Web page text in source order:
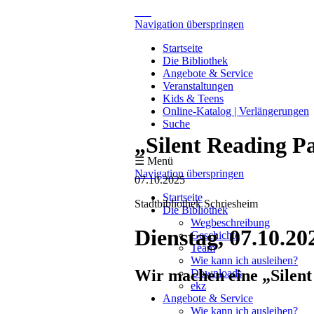
Navigation überspringen
Startseite
Die Bibliothek
Angebote & Service
Veranstaltungen
Kids & Teens
Online-Katalog | Verlängerungen
Suche
☰ Menü
Navigation überspringen
Startseite
Die Bibliothek
Wegbeschreibung
Geschichte
Team
Wie kann ich ausleihen?
Downloads
ekz
Angebote & Service
Wie kann ich ausleihen?
„Silent Reading
07.10.2025
Stadtbibliothek Schriesheim
Dienstag,
Wir machen eine